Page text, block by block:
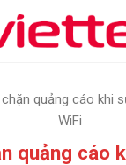
quảng cáo khi
WiFi
quảng cáo